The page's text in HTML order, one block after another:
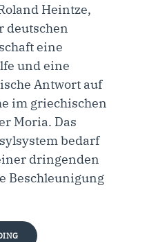
Heintze,
deutschen
eine
und eine
Antwort auf
im griechischen
Moria. Das
bedarf
dringenden
Beschleunigung